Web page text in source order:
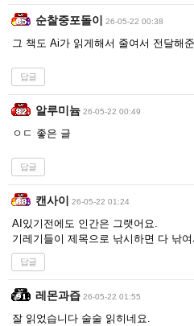
순찰중포돌이 26-05-22 00:38
그 책도 Ai가 읽게해서 줄여서 전달해준
답글
알루미늄 26-05-22 00:49
ㅇㄷ 좋은 글
답글
캔사이 26-05-22 01:24
AI있기전에도 인간은 그랫어요.
기레기들이 제목으로 낚시하면 다 낚여
답글
레몬과즙 26-05-22 01:55
잘 읽었습니다 술술 읽히네요.